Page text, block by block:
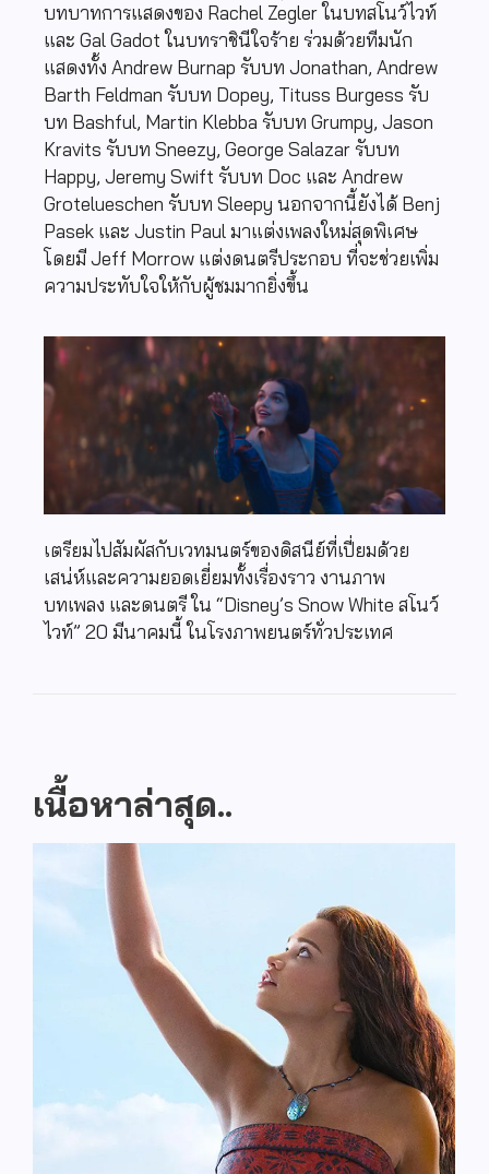
บทบาทการแสดงของ Rachel Zegler ในบทสโนว์ไวท์
และ Gal Gadot ในบทราชินีใจร้าย ร่วมด้วยทีมนัก
แสดงทั้ง Andrew Burnap รับบท Jonathan, Andrew
Barth Feldman รับบท Dopey, Tituss Burgess รับ
บท Bashful, Martin Klebba รับบท Grumpy, Jason
Kravits รับบท Sneezy, George Salazar รับบท
Happy, Jeremy Swift รับบท Doc และ Andrew
Grotelueschen รับบท Sleepy นอกจากนี้ยังได้ Benj
Pasek และ Justin Paul มาแต่งเพลงใหม่สุดพิเศษ
โดยมี Jeff Morrow แต่งดนตรีประกอบ ที่จะช่วยเพิ่ม
ความประทับใจให้กับผู้ชมมากยิ่งขึ้น
เตรียมไปสัมผัสกับเวทมนตร์ของดิสนีย์ที่เปี่ยมด้วย
เสน่ห์และความยอดเยี่ยมทั้งเรื่องราว งานภาพ
บทเพลง และดนตรี ใน “Disney’s Snow White สโนว์
ไวท์” 20 มีนาคมนี้ ในโรงภาพยนตร์ทั่วประเทศ
เนื้อหาล่าสุด..